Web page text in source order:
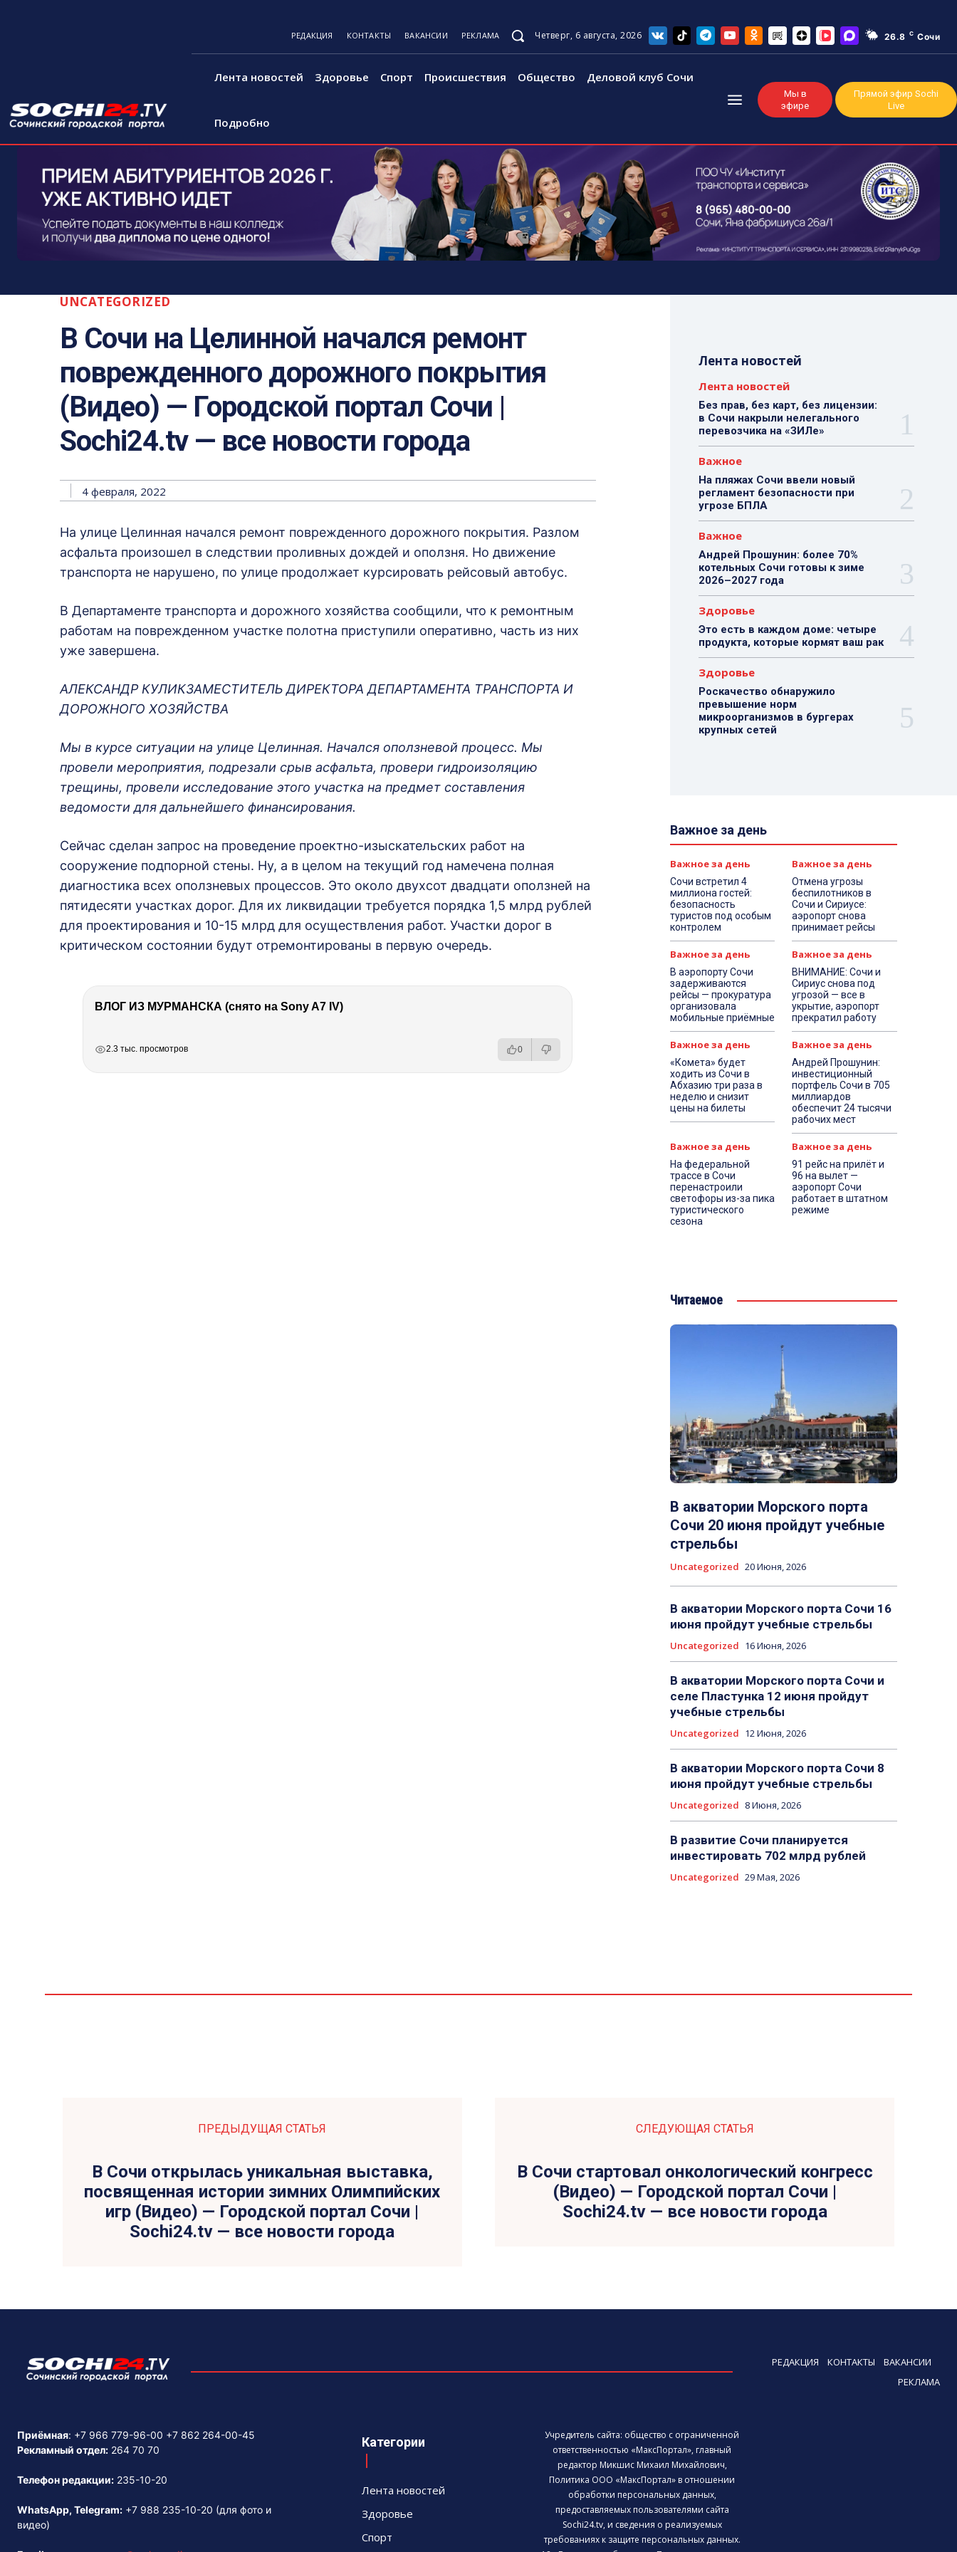
РЕДАКЦИЯ КОНТАКТЫ ВАКАНСИИ РЕКЛАМА Четверг, 6 августа, 2026 26.8 C Сочи
Лента новостей Здоровье Спорт Происшествия Общество Деловой клуб Сочи
Подробно
Мы в
эфире
Прямой эфир Sochi
Live
UNCATEGORIZED
В Сочи на Целинной начался ремонт
поврежденного дорожного покрытия
(Видео) — Городской портал Сочи |
Sochi24.tv — все новости города
4 февраля, 2022
На улице Целинная начался ремонт поврежденного дорожного покрытия. Разлом
асфальта произошел в следствии проливных дождей и оползня. Но движение
транспорта не нарушено, по улице продолжает курсировать рейсовый автобус.
В Департаменте транспорта и дорожного хозяйства сообщили, что к ремонтным
работам на поврежденном участке полотна приступили оперативно, часть из них
уже завершена.
АЛЕКСАНДР КУЛИКЗАМЕСТИТЕЛЬ ДИРЕКТОРА ДЕПАРТАМЕНТА ТРАНСПОРТА И
ДОРОЖНОГО ХОЗЯЙСТВА
Мы в курсе ситуации на улице Целинная. Начался оползневой процесс. Мы
провели мероприятия, подрезали срыв асфальта, провери гидроизоляцию
трещины, провели исследование этого участка на предмет составления
ведомости для дальнейшего финансирования.
Сейчас сделан запрос на проведение проектно-изыскательских работ на
сооружение подпорной стены. Ну, а в целом на текущий год намечена полная
диагностика всех оползневых процессов. Это около двухсот двадцати оползней на
пятидесяти участках дорог. Для их ликвидации требуется порядка 1,5 млрд рублей
для проектирования и 10-15 млрд для осуществления работ. Участки дорог в
критическом состоянии будут отремонтированы в первую очередь.
ВЛОГ ИЗ МУРМАНСКА (снято на Sony A7 IV)
2.3 тыс. просмотров 0
Лента новостей
Лента новостей
Без прав, без карт, без лицензии:
в Сочи накрыли нелегального
перевозчика на «ЗИЛе»
Важное
На пляжах Сочи ввели новый
регламент безопасности при
угрозе БПЛА
Важное
Андрей Прошунин: более 70%
котельных Сочи готовы к зиме
2026–2027 года
Здоровье
Это есть в каждом доме: четыре
продукта, которые кормят ваш рак
Здоровье
Роскачество обнаружило
превышение норм
микроорганизмов в бургерах
крупных сетей
Важное за день
Важное за день
Сочи встретил 4
миллиона гостей:
безопасность
туристов под особым
контролем
Важное за день
Отмена угрозы
беспилотников в
Сочи и Сириусе:
аэропорт снова
принимает рейсы
Важное за день
В аэропорту Сочи
задерживаются
рейсы — прокуратура
организовала
мобильные приёмные
Важное за день
ВНИМАНИЕ: Сочи и
Сириус снова под
угрозой — все в
укрытие, аэропорт
прекратил работу
Важное за день
«Комета» будет
ходить из Сочи в
Абхазию три раза в
неделю и снизит
цены на билеты
Важное за день
Андрей Прошунин:
инвестиционный
портфель Сочи в 705
миллиардов
обеспечит 24 тысячи
рабочих мест
Важное за день
На федеральной
трассе в Сочи
перенастроили
светофоры из-за пика
туристического
сезона
Важное за день
91 рейс на прилёт и
96 на вылет —
аэропорт Сочи
работает в штатном
режиме
Читаемое
В акватории Морского порта
Сочи 20 июня пройдут учебные
стрельбы
Uncategorized 20 Июня, 2026
В акватории Морского порта Сочи 16
июня пройдут учебные стрельбы
Uncategorized 16 Июня, 2026
В акватории Морского порта Сочи и
селе Пластунка 12 июня пройдут
учебные стрельбы
Uncategorized 12 Июня, 2026
В акватории Морского порта Сочи 8
июня пройдут учебные стрельбы
Uncategorized 8 Июня, 2026
В развитие Сочи планируется
инвестировать 702 млрд рублей
Uncategorized 29 Мая, 2026
ПРЕДЫДУЩАЯ СТАТЬЯ
В Сочи открылась уникальная выставка,
посвященная истории зимних Олимпийских
игр (Видео) — Городской портал Сочи |
Sochi24.tv — все новости города
СЛЕДУЮЩАЯ СТАТЬЯ
В Сочи стартовал онкологический конгресс
(Видео) — Городской портал Сочи |
Sochi24.tv — все новости города
РЕДАКЦИЯ КОНТАКТЫ
ВАКАНСИИ
РЕКЛАМА
Приёмная: +7 966 779-96-00 +7 862 264-00-45
Рекламный отдел: 264 70 70
Телефон редакции: 235-10-20
WhatsApp, Telegram: +7 988 235-10-20 (для фото и
видео)
Категории
Лента новостей
Здоровье
Спорт
Учредитель сайта: общество с ограниченной
ответственностью «МаксПортал», главный
редактор Микшис Михаил Михайлович,
Политика ООО «МаксПортал» в отношении
обработки персональных данных,
предоставляемых пользователями сайта
Sochi24.tv, и сведения о реализуемых
требованиях к защите персональных данных.